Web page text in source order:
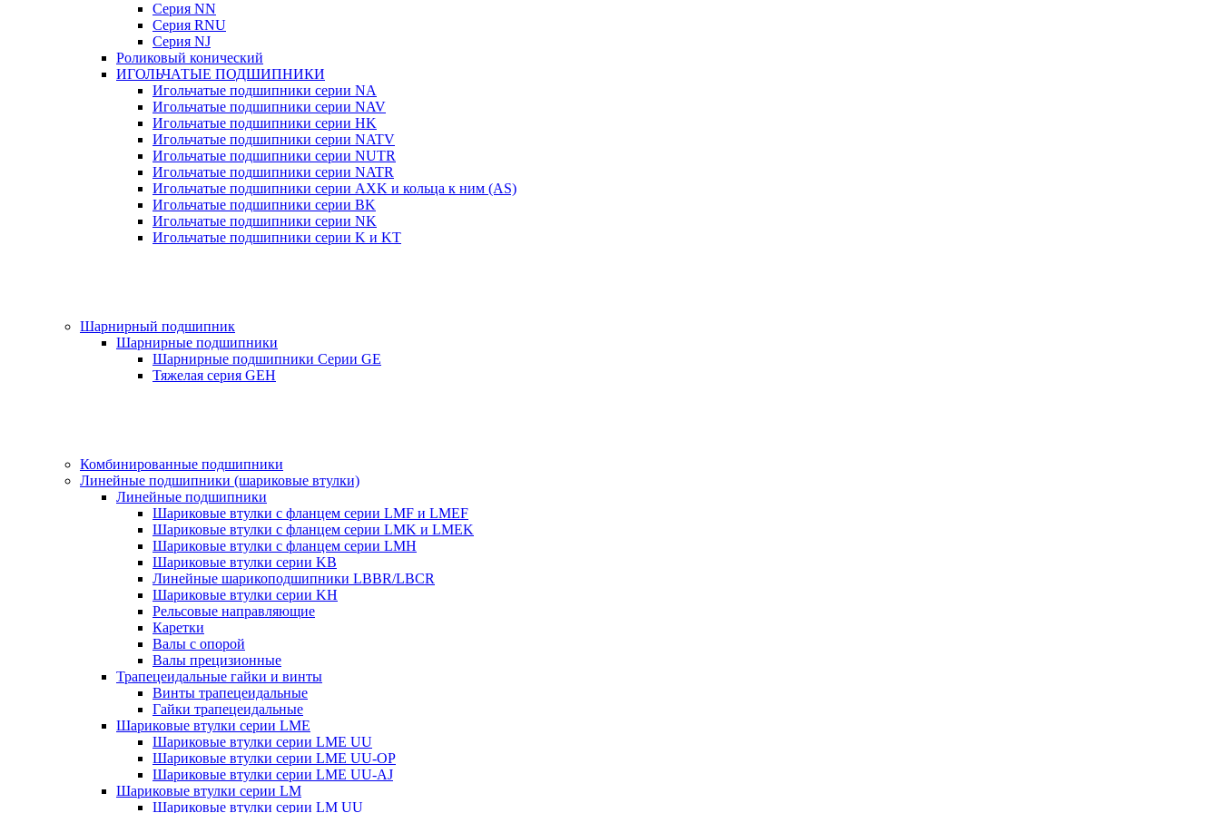
Серия NN
Серия RNU
Серия NJ
Роликовый конический
ИГОЛЬЧАТЫЕ ПОДШИПНИКИ
Игольчатые подшипники серии NA
Игольчатые подшипники серии NAV
Игольчатые подшипники серии HK
Игольчатые подшипники серии NATV
Игольчатые подшипники серии NUTR
Игольчатые подшипники серии NATR
Игольчатые подшипники серии AXK и кольца к ним (AS)
Игольчатые подшипники серии BK
Игольчатые подшипники серии NK
Игольчатые подшипники серии K и KT
Шарнирный подшипник
Шарнирные подшипники
Шарнирные подшипники Серии GE
Тяжелая серия GEH
Комбинированные подшипники
Линейные подшипники (шариковые втулки)
Линейные подшипники
Шариковые втулки с фланцем серии LMF и LMEF
Шариковые втулки с фланцем серии LMK и LMEK
Шариковые втулки с фланцем серии LMH
Шариковые втулки серии KB
Линейные шарикоподшипники LBBR/LBCR
Шариковые втулки серии KH
Рельсовые направляющие
Каретки
Валы с опорой
Валы прецизионные
Трапецеидальные гайки и винты
Винты трапецеидальные
Гайки трапецеидальные
Шариковые втулки серии LME
Шариковые втулки серии LME UU
Шариковые втулки серии LME UU-OP
Шариковые втулки серии LME UU-AJ
Шариковые втулки серии LM
Шариковые втулки серии LM UU